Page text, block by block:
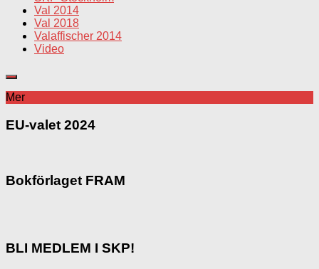
Val 2014
Val 2018
Valaffischer 2014
Video
Mer
EU-valet 2024
Bokförlaget FRAM
BLI MEDLEM I SKP!